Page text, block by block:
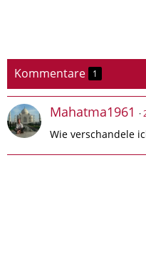
Kommentare 1
Mahatma1961
Wie verschandele